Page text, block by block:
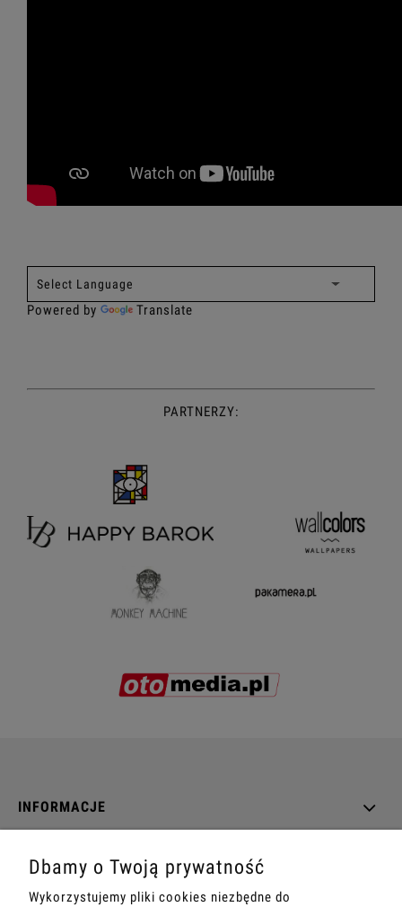
Powered by Translate
PARTNERZY:
INFORMACJE
DANE TECHNICZNE
Dbamy o Twoją prywatność
Wykorzystujemy pliki cookies niezbędne do